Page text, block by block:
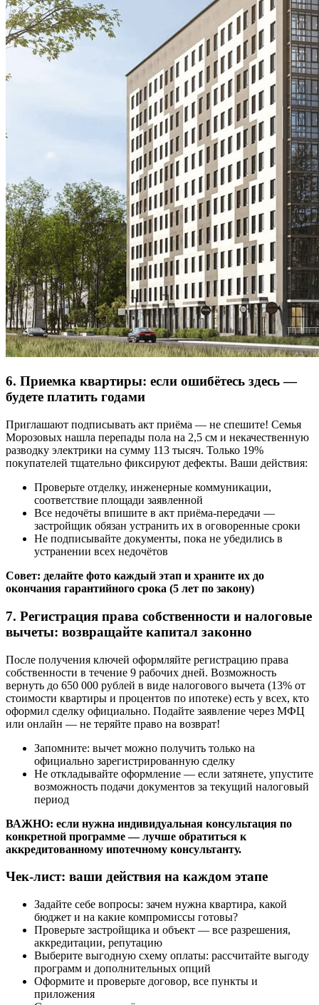
6. Приемка квартиры: если ошибётесь здесь —
будете платить годами
Приглашают подписывать акт приёма — не спешите! Семья
Морозовых нашла перепады пола на 2,5 см и некачественную
разводку электрики на сумму 113 тысяч. Только 19%
покупателей тщательно фиксируют дефекты. Ваши действия:
Проверьте отделку, инженерные коммуникации,
соответствие площади заявленной
Все недочёты впишите в акт приёма-передачи —
застройщик обязан устранить их в оговоренные сроки
Не подписывайте документы, пока не убедились в
устранении всех недочётов
Совет: делайте фото каждый этап и храните их до
окончания гарантийного срока (5 лет по закону)
7. Регистрация права собственности и налоговые
вычеты: возвращайте капитал законно
После получения ключей оформляйте регистрацию права
собственности в течение 9 рабочих дней. Возможность
вернуть до 650 000 рублей в виде налогового вычета (13% от
стоимости квартиры и процентов по ипотеке) есть у всех, кто
оформил сделку официально. Подайте заявление через МФЦ
или онлайн — не теряйте право на возврат!
Запомните: вычет можно получить только на
официально зарегистрированную сделку
Не откладывайте оформление — если затянете, упустите
возможность подачи документов за текущий налоговый
период
ВАЖНО: если нужна индивидуальная консультация по
конкретной программе — лучше обратиться к
аккредитованному ипотечному консультанту.
Чек-лист: ваши действия на каждом этапе
Задайте себе вопросы: зачем нужна квартира, какой
бюджет и на какие компромиссы готовы?
Проверьте застройщика и объект — все разрешения,
аккредитации, репутацию
Выберите выгодную схему оплаты: рассчитайте выгоду
программ и дополнительных опций
Оформите и проверьте договор, все пункты и
приложения